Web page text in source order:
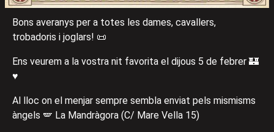
Bons averanys per a totes les dames, cavallers,
trobadoris i joglars! 📜
Ens veurem a la vostra nit favorita el dijous 5 de febrer 🏰
♥️
Al lloc on el menjar sempre sembla enviat pels mismisms
àngels 🪽 La Mandràgora (C/ Mare Vella 15)